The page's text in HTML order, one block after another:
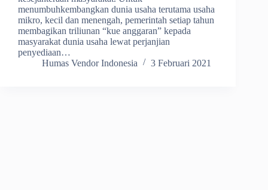
menumbuhkembangkan dunia usaha terutama usaha
mikro, kecil dan menengah, pemerintah setiap tahun
membagikan triliunan “kue anggaran” kepada
masyarakat dunia usaha lewat perjanjian
penyediaan…
Humas Vendor Indonesia
3 Februari 2021